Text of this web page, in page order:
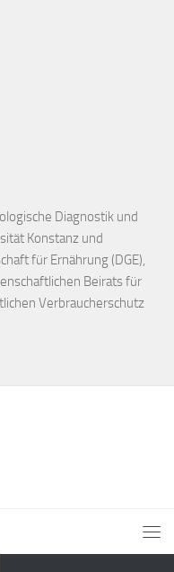
Diagnostik und
Konstanz und
für Ernährung (DGE),
Beirats für
Verbraucherschutz